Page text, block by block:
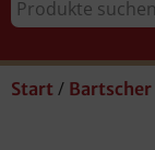
Start / Bartscher